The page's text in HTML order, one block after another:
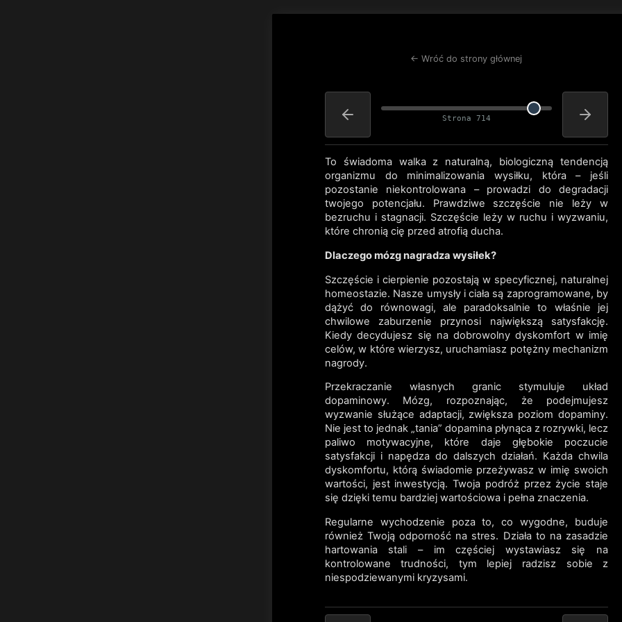
← Wróć do strony głównej
Strona 714
To świadoma walka z naturalną, biologiczną tendencją
organizmu do minimalizowania wysiłku, która – jeśli
pozostanie niekontrolowana – prowadzi do degradacji
twojego potencjału. Prawdziwe szczęście nie leży w
bezruchu i stagnacji. Szczęście leży w ruchu i wyzwaniu,
które chronią cię przed atrofią ducha.
Dlaczego mózg nagradza wysiłek?
Szczęście i cierpienie pozostają w specyficznej, naturalnej
homeostazie. Nasze umysły i ciała są zaprogramowane, by
dążyć do równowagi, ale paradoksalnie to właśnie jej
chwilowe zaburzenie przynosi największą satysfakcję.
Kiedy decydujesz się na dobrowolny dyskomfort w imię
celów, w które wierzysz, uruchamiasz potężny mechanizm
nagrody.
Przekraczanie własnych granic stymuluje układ
dopaminowy. Mózg, rozpoznając, że podejmujesz
wyzwanie służące adaptacji, zwiększa poziom dopaminy.
Nie jest to jednak „tania” dopamina płynąca z rozrywki, lecz
paliwo motywacyjne, które daje głębokie poczucie
satysfakcji i napędza do dalszych działań. Każda chwila
dyskomfortu, którą świadomie przeżywasz w imię swoich
wartości, jest inwestycją. Twoja podróż przez życie staje
się dzięki temu bardziej wartościowa i pełna znaczenia.
Regularne wychodzenie poza to, co wygodne, buduje
również Twoją odporność na stres. Działa to na zasadzie
hartowania stali – im częściej wystawiasz się na
kontrolowane trudności, tym lepiej radzisz sobie z
niespodziewanymi kryzysami.